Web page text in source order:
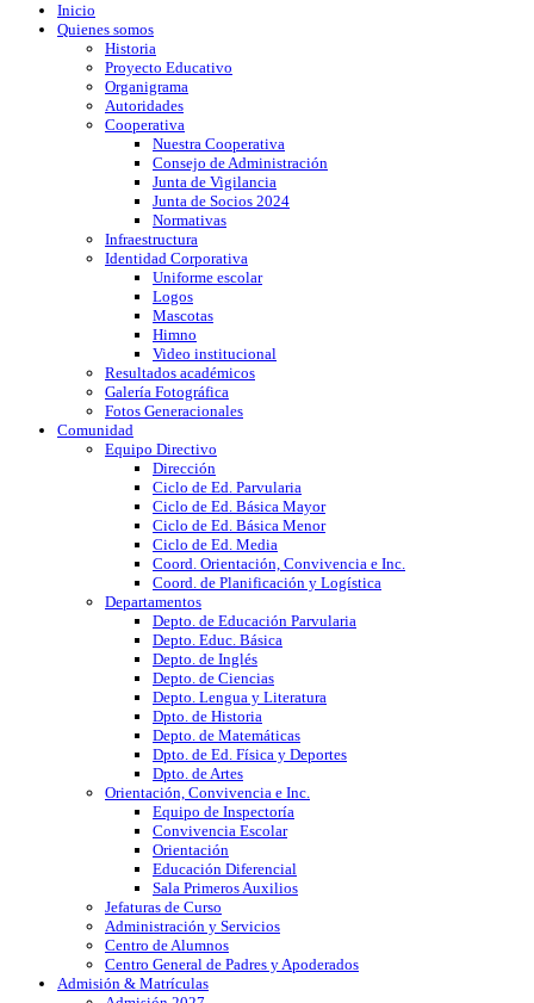
Inicio
Quienes somos
Historia
Proyecto Educativo
Organigrama
Autoridades
Cooperativa
Nuestra Cooperativa
Consejo de Administración
Junta de Vigilancia
Junta de Socios 2024
Normativas
Infraestructura
Identidad Corporativa
Uniforme escolar
Logos
Mascotas
Himno
Video institucional
Resultados académicos
Galería Fotográfica
Fotos Generacionales
Comunidad
Equipo Directivo
Dirección
Ciclo de Ed. Parvularia
Ciclo de Ed. Básica Mayor
Ciclo de Ed. Básica Menor
Ciclo de Ed. Media
Coord. Orientación, Convivencia e Inc.
Coord. de Planificación y Logística
Departamentos
Depto. de Educación Parvularia
Depto. Educ. Básica
Depto. de Inglés
Depto. de Ciencias
Depto. Lengua y Literatura
Dpto. de Historia
Depto. de Matemáticas
Dpto. de Ed. Física y Deportes
Dpto. de Artes
Orientación, Convivencia e Inc.
Equipo de Inspectoría
Convivencia Escolar
Orientación
Educación Diferencial
Sala Primeros Auxilios
Jefaturas de Curso
Administración y Servicios
Centro de Alumnos
Centro General de Padres y Apoderados
Admisión & Matrículas